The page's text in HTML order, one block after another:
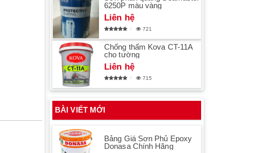
6250P màu vàng
Liên hệ
721
Chống thấm Kova CT-11A
cho tường
Liên hệ
715
BÀI VIẾT MỚI
Bảng Giá Sơn Phủ Epoxy
Donasa Chính Hãng